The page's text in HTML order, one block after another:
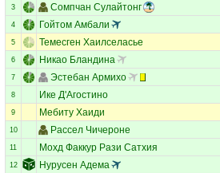
3 Сомпчан Сулайтонг
4 Гойтом Амбали
5 Темесген Хаилселасье
6 Никао Бландина
7 Эстебан Армихо
8 Ике Д'Агостино
9 Мебиту Хаиди
10 Рассел Чичероне
11 Мохд Факкур Рази Сатхия
12 Нурусен Адема